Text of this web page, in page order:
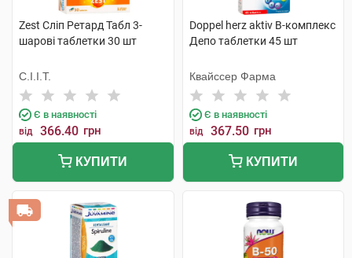
Zest Сліп Ретард Табл 3-
шарові таблетки 30 шт
С.І.І.Т.
Є в наявності
від 366.40 грн
КУПИТИ
Doppel herz aktiv В-комплекс
Депо таблетки 45 шт
Квайссер Фарма
Є в наявності
від 367.50 грн
КУПИТИ